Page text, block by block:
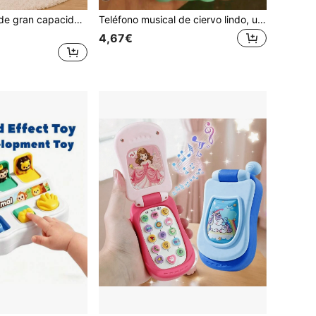
Piscina de bolas de gran capacidad para niños, piscina de juegos plegable de tela con almacenamiento de un solo clic para uso doméstico, tienda interactiva para padres e hijos, unisex para niños y niñas, regalo para fiestas, temporada de regreso a la escuela, Halloween, Navidad, Acción de Gracias, Día del Niño, cumpleaños y vacaciones (bolas no incluidas)
Teléfono musical de ciervo lindo, un juguete educativo interactivo, diseñado con colores vibrantes, adecuado para que los niños aprendan música e historias, no incluye pilas AAA
4,67€